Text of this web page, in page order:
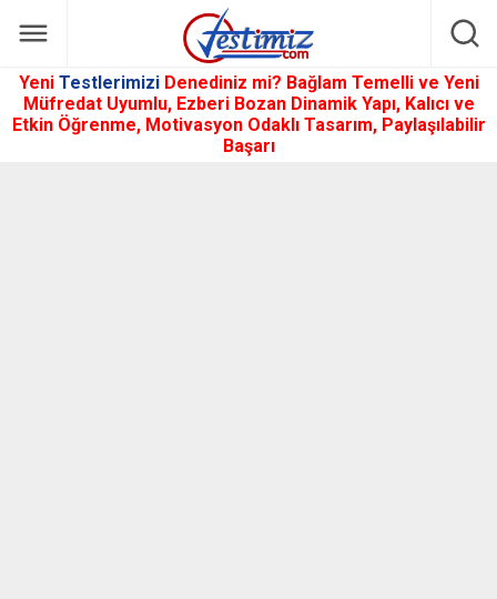
Yeni Testlerimizi Denediniz mi? Bağlam Temelli ve Yeni
Müfredat Uyumlu, Ezberi Bozan Dinamik Yapı, Kalıcı ve
Etkin Öğrenme, Motivasyon Odaklı Tasarım, Paylaşılabilir
Başarı